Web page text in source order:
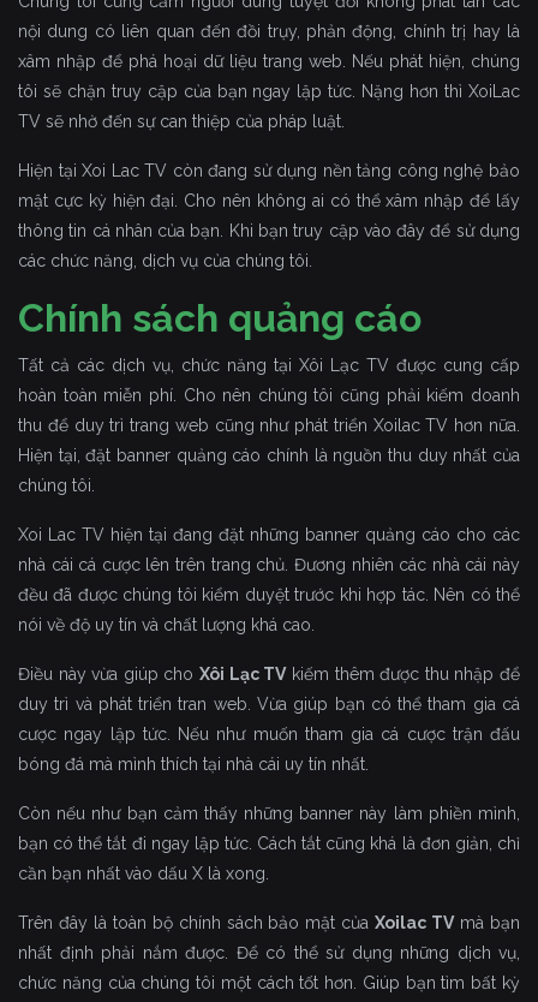
nội dung có liên quan đến đồi trụy, phản động, chính trị hay là
xâm nhập để phá hoại dữ liệu trang web. Nếu phát hiện, chúng
tôi sẽ chặn truy cập của bạn ngay lập tức. Nặng hơn thì XoiLac
TV sẽ nhờ đến sự can thiệp của pháp luật.
Hiện tại Xoi Lac TV còn đang sử dụng nền tảng công nghệ bảo
mật cực kỳ hiện đại. Cho nên không ai có thể xâm nhập để lấy
thông tin cá nhân của bạn. Khi bạn truy cập vào đây để sử dụng
các chức năng, dịch vụ của chúng tôi.
Chính sách quảng cáo
Tất cả các dịch vụ, chức năng tại Xôi Lạc TV được cung cấp
hoàn toàn miễn phí. Cho nên chúng tôi cũng phải kiếm doanh
thu để duy trì trang web cũng như phát triển Xoilac TV hơn nữa.
Hiện tại, đặt banner quảng cáo chính là nguồn thu duy nhất của
chúng tôi.
Xoi Lac TV hiện tại đang đặt những banner quảng cáo cho các
nhà cái cá cược lên trên trang chủ. Đương nhiên các nhà cái này
đều đã được chúng tôi kiểm duyệt trước khi hợp tác. Nên có thể
nói về độ uy tín và chất lượng khá cao.
Điều này vừa giúp choXôi Lạc TVkiếm thêm được thu nhập để
duy trì và phát triển tran web. Vừa giúp bạn có thể tham gia cá
cược ngay lập tức. Nếu như muốn tham gia cá cược trận đấu
bóng đá mà mình thích tại nhà cái uy tín nhất.
Còn nếu như bạn cảm thấy những banner này làm phiền mình,
bạn có thể tắt đi ngay lập tức. Cách tắt cũng khá là đơn giản, chỉ
cần bạn nhất vào dấu X là xong.
Trên đây là toàn bộ chính sách bảo mật củaXoilac TVmà bạn
nhất định phải nắm được. Để có thể sử dụng những dịch vụ,
chức năng của chúng tôi một cách tốt hơn. Giúp bạn tìm bất kỳ